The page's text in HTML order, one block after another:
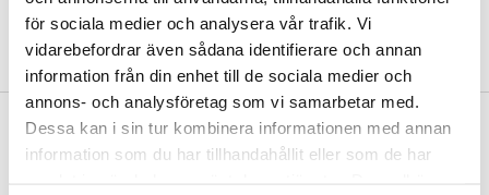
för sociala medier och analysera vår trafik. Vi
vidarebefordrar även sådana identifierare och annan
information från din enhet till de sociala medier och
annons- och analysföretag som vi samarbetar med.
Dessa kan i sin tur kombinera informationen med annan
information som du har tillhandahållit eller som de har
LUO ASIAKAS
ILMAINEN TOIMITUS YLI 50 €